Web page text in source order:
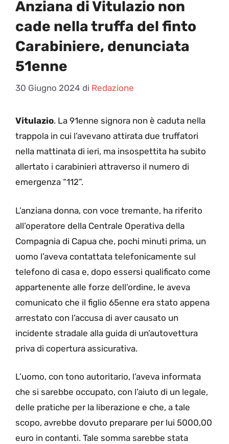
Anziana di Vitulazio non
cade nella truffa del finto
Carabiniere, denunciata
51enne
30 Giugno 2024 di Redazione
Vitulazio. La 91enne signora non è caduta nella
trappola in cui l’avevano attirata due truffatori
nella mattinata di ieri, ma insospettita ha subito
allertato i carabinieri attraverso il numero di
emergenza “112”.
L’anziana donna, con voce tremante, ha riferito
all’operatore della Centrale Operativa della
Compagnia di Capua che, pochi minuti prima, un
uomo l’aveva contattata telefonicamente sul
telefono di casa e, dopo essersi qualificato come
appartenente alle forze dell’ordine, le aveva
comunicato che il figlio 65enne era stato appena
arrestato con l’accusa di aver causato un
incidente stradale alla guida di un’autovettura
priva di copertura assicurativa.
L’uomo, con tono autoritario, l’aveva informata
che si sarebbe occupato, con l’aiuto di un legale,
delle pratiche per la liberazione e che, a tale
scopo, avrebbe dovuto preparare per lui 5000,00
euro in contanti. Tale somma sarebbe stata